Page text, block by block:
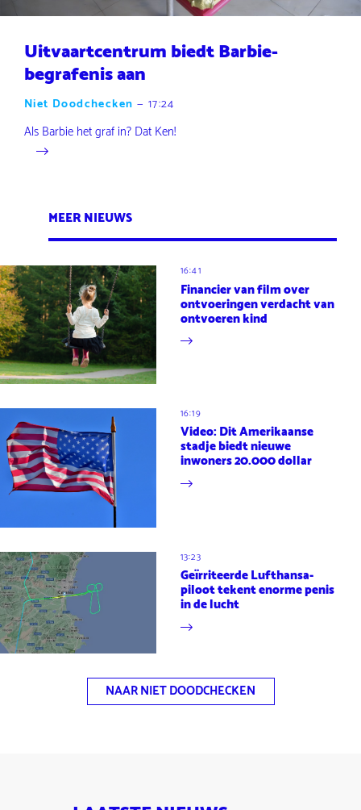
Uitvaartcentrum biedt Barbie-
begrafenis aan
Niet Doodchecken — 17:24
Als Barbie het graf in? Dat Ken!
MEER NIEUWS
16:41
Financier van film over
ontvoeringen verdacht van
ontvoeren kind
16:19
Video: Dit Amerikaanse
stadje biedt nieuwe
inwoners 20.000 dollar
13:23
Geïrriteerde Lufthansa-
piloot tekent enorme penis
in de lucht
NAAR NIET DOODCHECKEN